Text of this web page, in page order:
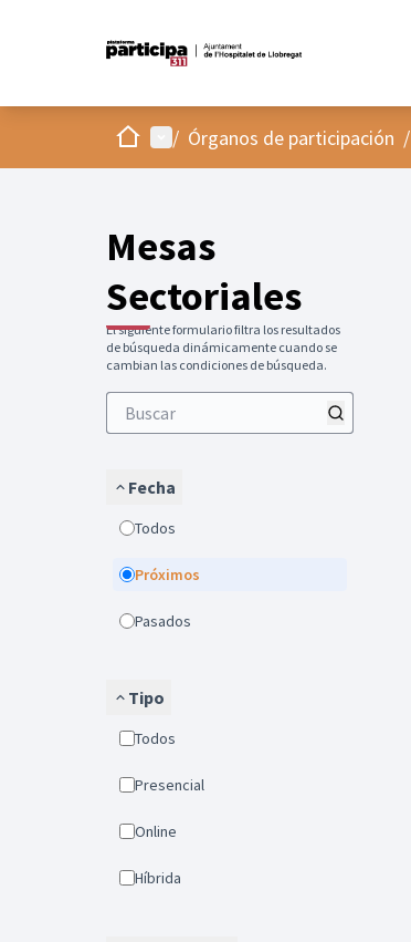
InicioMenú principal
/ Órganos de participación /
Mesas
Sectoriales
El siguiente formulario filtra los resultados
de búsqueda dinámicamente cuando se
cambian las condiciones de búsqueda.
Fecha
Todos
Próximos
Pasados
Tipo
Todos
Presencial
Online
Híbrida